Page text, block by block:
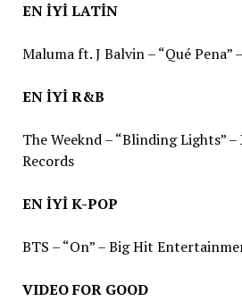
EN İYİ LATİN
Maluma ft. J Balvin – “Qué Pena”
EN İYİ R&B
The Weeknd – “Blinding Lights”
Records
EN İYİ K-POP
BTS – “On” – Big Hit
VIDEO FOR GOOD